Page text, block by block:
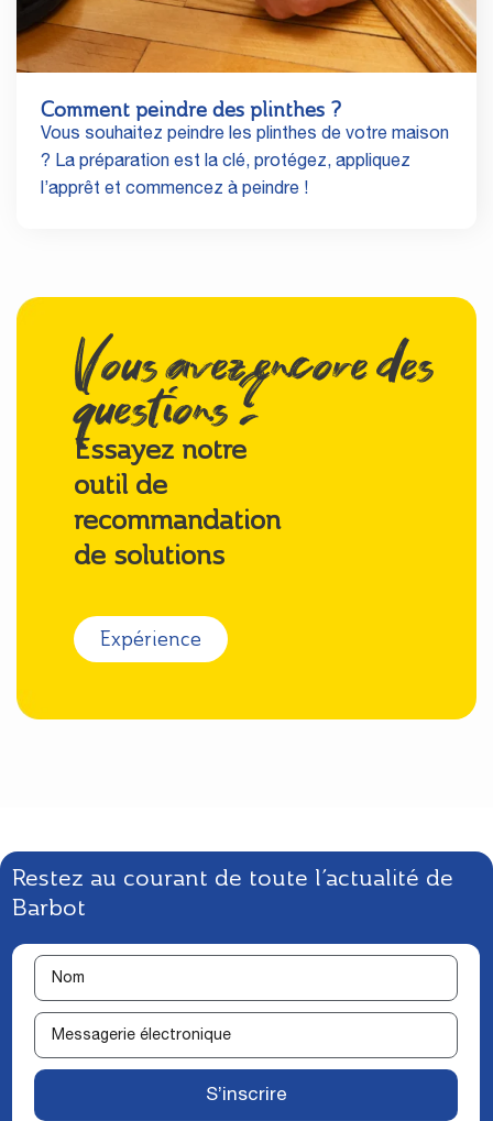
Comment peindre des plinthes ?
Vous souhaitez peindre les plinthes de votre maison
? La préparation est la clé, protégez, appliquez
l’apprêt et commencez à peindre !
Vous avez encore des
questions ?
Essayez notre
outil de
recommandation
de solutions
Expérience
Restez au courant de toute l’actualité de
Barbot
S’inscrire